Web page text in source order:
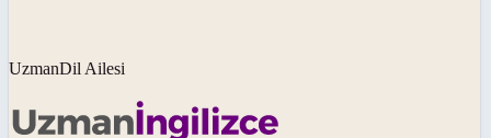
UzmanDil Ailesi